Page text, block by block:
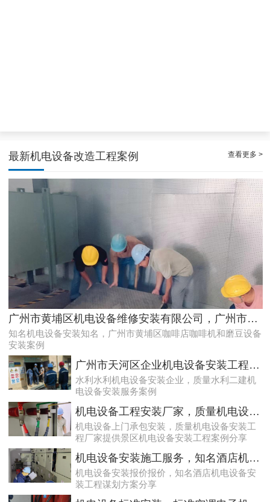
天河配电房预防性试验运行维护案例
最新机电设备改造工程案例 查看更多 >
广州市黄埔区机电设备维修安装有限公司，广州市黄埔区咖啡店咖啡机和磨豆设备安装案例
知名机电设备安装知名，广州市黄埔区咖啡店咖啡机和磨豆设备
安装案例
广州市天河区企业机电设备安装工程，质量水利二建机电设备安装服务案例
水利水利机电设备安装企业，质量水利二建机
电设备安装服务案例
机电设备工程安装厂家，质量机电设备安装工程厂家提供景区机电设备安装工程案例分享
机电设备上门承包安装，质量机电设备安装工
程厂家提供景区机电设备安装工程案例分享
机电设备安装施工服务，知名酒店机电设备安装工程谋划方案分享
机电设备安装报价报价，知名酒店机电设备安
装工程谋划方案分享